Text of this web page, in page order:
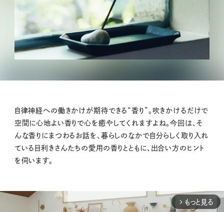
自律神経への働きかけが期待できる“香り”。吹きかけるだけで
空間に心地よい香りで心を癒やしてくれますよね。今回は、そ
んな香りにまつわるお話を、暮らしのなかで自分らしく取り入れ
ている目利きさんたちの愛用の香りとともに、出合い方のヒント
を伺います。
arrow_forward_ios もっと見る